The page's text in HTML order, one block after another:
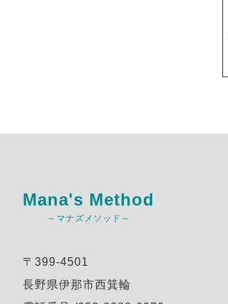
Mana's Method
～マナズメソッド～
〒399-4501
長野県伊那市西箕輪